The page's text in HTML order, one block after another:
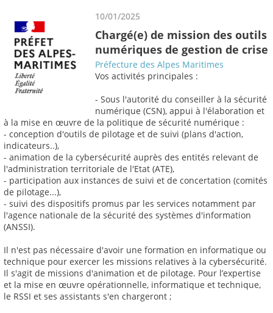
10/01/2025
Chargé(e) de mission des outils
numériques de gestion de crise
Préfecture des Alpes Maritimes
Vos activités principales :
- Sous l'autorité du conseiller à la sécurité
numérique (CSN), appui à l'élaboration et
à la mise en œuvre de la politique de sécurité numérique :
- conception d'outils de pilotage et de suivi (plans d'action,
indicateurs..),
- animation de la cybersécurité auprès des entités relevant de
l'administration territoriale de l'Etat (ATE),
- participation aux instances de suivi et de concertation (comités
de pilotage...),
- suivi des dispositifs promus par les services notamment par
l'agence nationale de la sécurité des systèmes d'information
(ANSSI).
Il n'est pas nécessaire d'avoir une formation en informatique ou
technique pour exercer les missions relatives à la cybersécurité.
Il s'agit de missions d'animation et de pilotage. Pour l’expertise
et la mise en œuvre opérationnelle, informatique et technique,
le RSSI et ses assistants s'en chargeront ;